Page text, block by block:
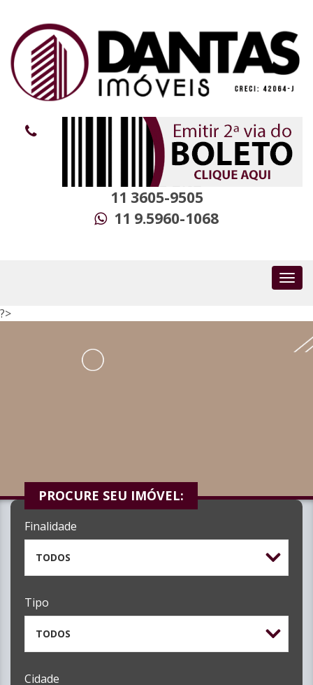
11 3605-9505
11 9.5960-1068
?>
PROCURE SEU IMÓVEL:
Finalidade
TODOS
Tipo
TODOS
Cidade